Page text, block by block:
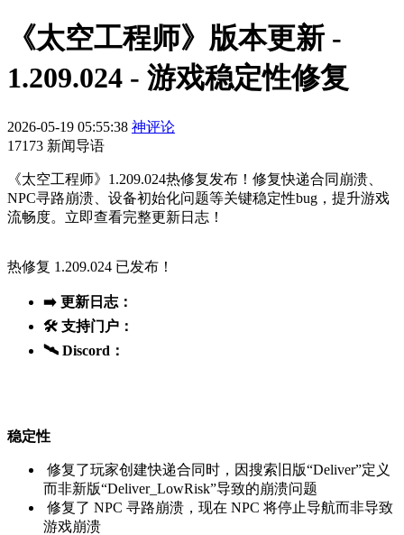
《太空工程师》版本更新 -
1.209.024 - 游戏稳定性修复
2026-05-19 05:55:38 神评论
17173 新闻导语
《太空工程师》1.209.024热修复发布！修复快递合同崩溃、
NPC寻路崩溃、设备初始化问题等关键稳定性bug，提升游戏
流畅度。立即查看完整更新日志！
热修复 1.209.024 已发布！
➡️ 更新日志：
🛠️ 支持门户：
🛰️ Discord：
稳定性
修复了玩家创建快递合同时，因搜索旧版“Deliver”定义
而非新版“Deliver_LowRisk”导致的崩溃问题
修复了 NPC 寻路崩溃，现在 NPC 将停止导航而非导致
游戏崩溃